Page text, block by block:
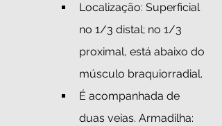
Localização: Superficial
no 1/3 distal; no 1/3
proximal, está abaixo do
músculo braquiorradial.
É acompanhada de
duas veias. Armadilha: